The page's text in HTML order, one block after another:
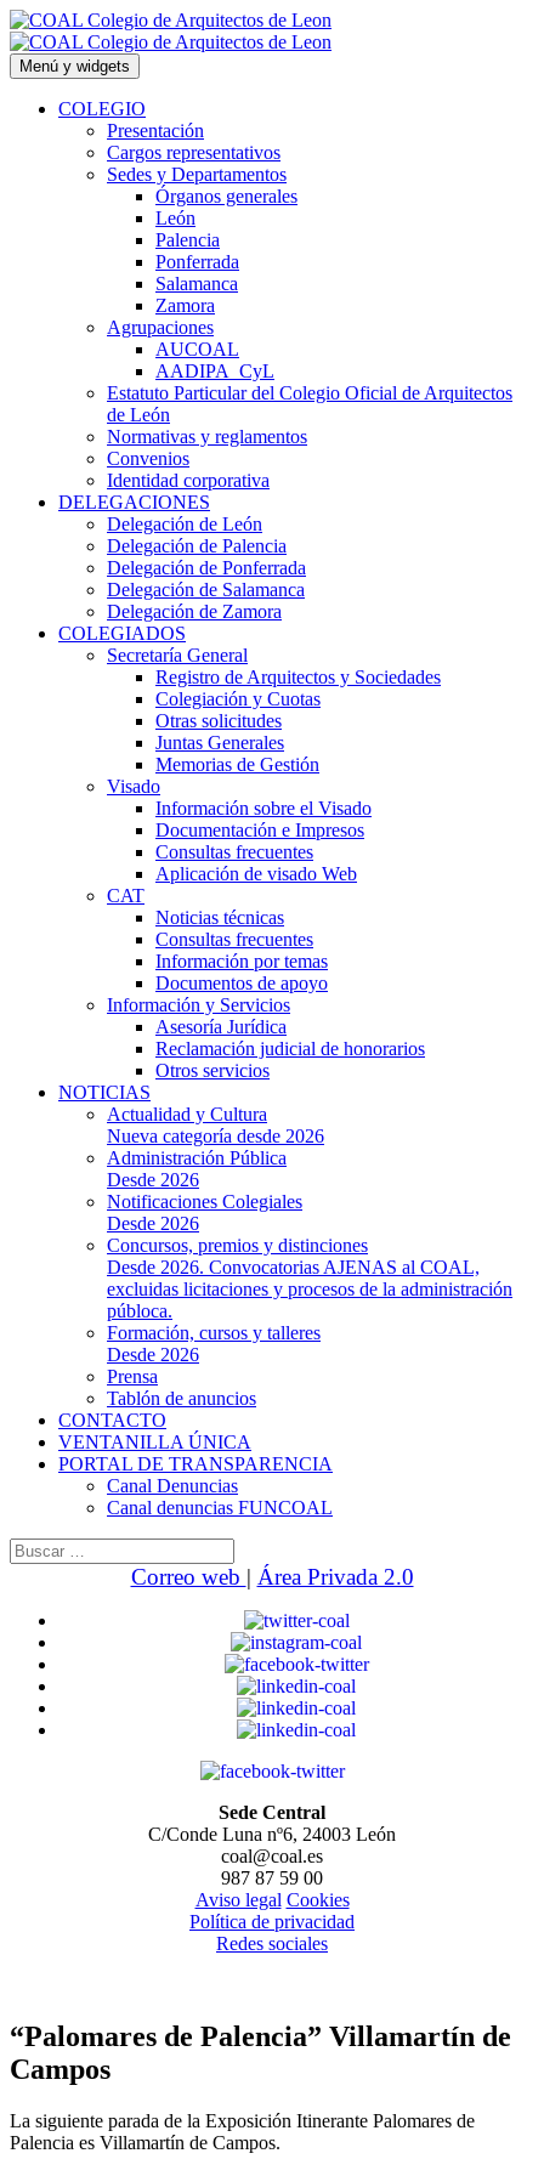
Saltar
al
contenido
Menú y widgets
COLEGIO
Presentación
Cargos representativos
Sedes y Departamentos
Órganos generales
León
Palencia
Ponferrada
Salamanca
Zamora
Agrupaciones
AUCOAL
AADIPA_CyL
Estatuto Particular del Colegio Oficial de Arquitectos
de León
Normativas y reglamentos
Convenios
Identidad corporativa
DELEGACIONES
Delegación de León
Delegación de Palencia
Delegación de Ponferrada
Delegación de Salamanca
Delegación de Zamora
COLEGIADOS
Secretaría General
Registro de Arquitectos y Sociedades
Colegiación y Cuotas
Otras solicitudes
Juntas Generales
Memorias de Gestión
Visado
Información sobre el Visado
Documentación e Impresos
Consultas frecuentes
Aplicación de visado Web
CAT
Noticias técnicas
Consultas frecuentes
Información por temas
Documentos de apoyo
Información y Servicios
Asesoría Jurídica
Reclamación judicial de honorarios
Otros servicios
NOTICIAS
Actualidad y Cultura
Nueva categoría desde 2026
Administración Pública
Desde 2026
Notificaciones Colegiales
Desde 2026
Concursos, premios y distinciones
Desde 2026. Convocatorias AJENAS al COAL,
excluidas licitaciones y procesos de la administración
públoca.
Formación, cursos y talleres
Desde 2026
Prensa
Tablón de anuncios
CONTACTO
VENTANILLA ÚNICA
PORTAL DE TRANSPARENCIA
Canal Denuncias
Canal denuncias FUNCOAL
Buscar:
Correo web | Área Privada 2.0
Sede Central
C/Conde Luna nº6, 24003 León
coal@coal.es
987 87 59 00
Aviso legal Cookies
Política de privacidad
Redes sociales
“Palomares de Palencia” Villamartín de
Campos
La siguiente parada de la Exposición Itinerante Palomares de
Palencia es Villamartín de Campos.